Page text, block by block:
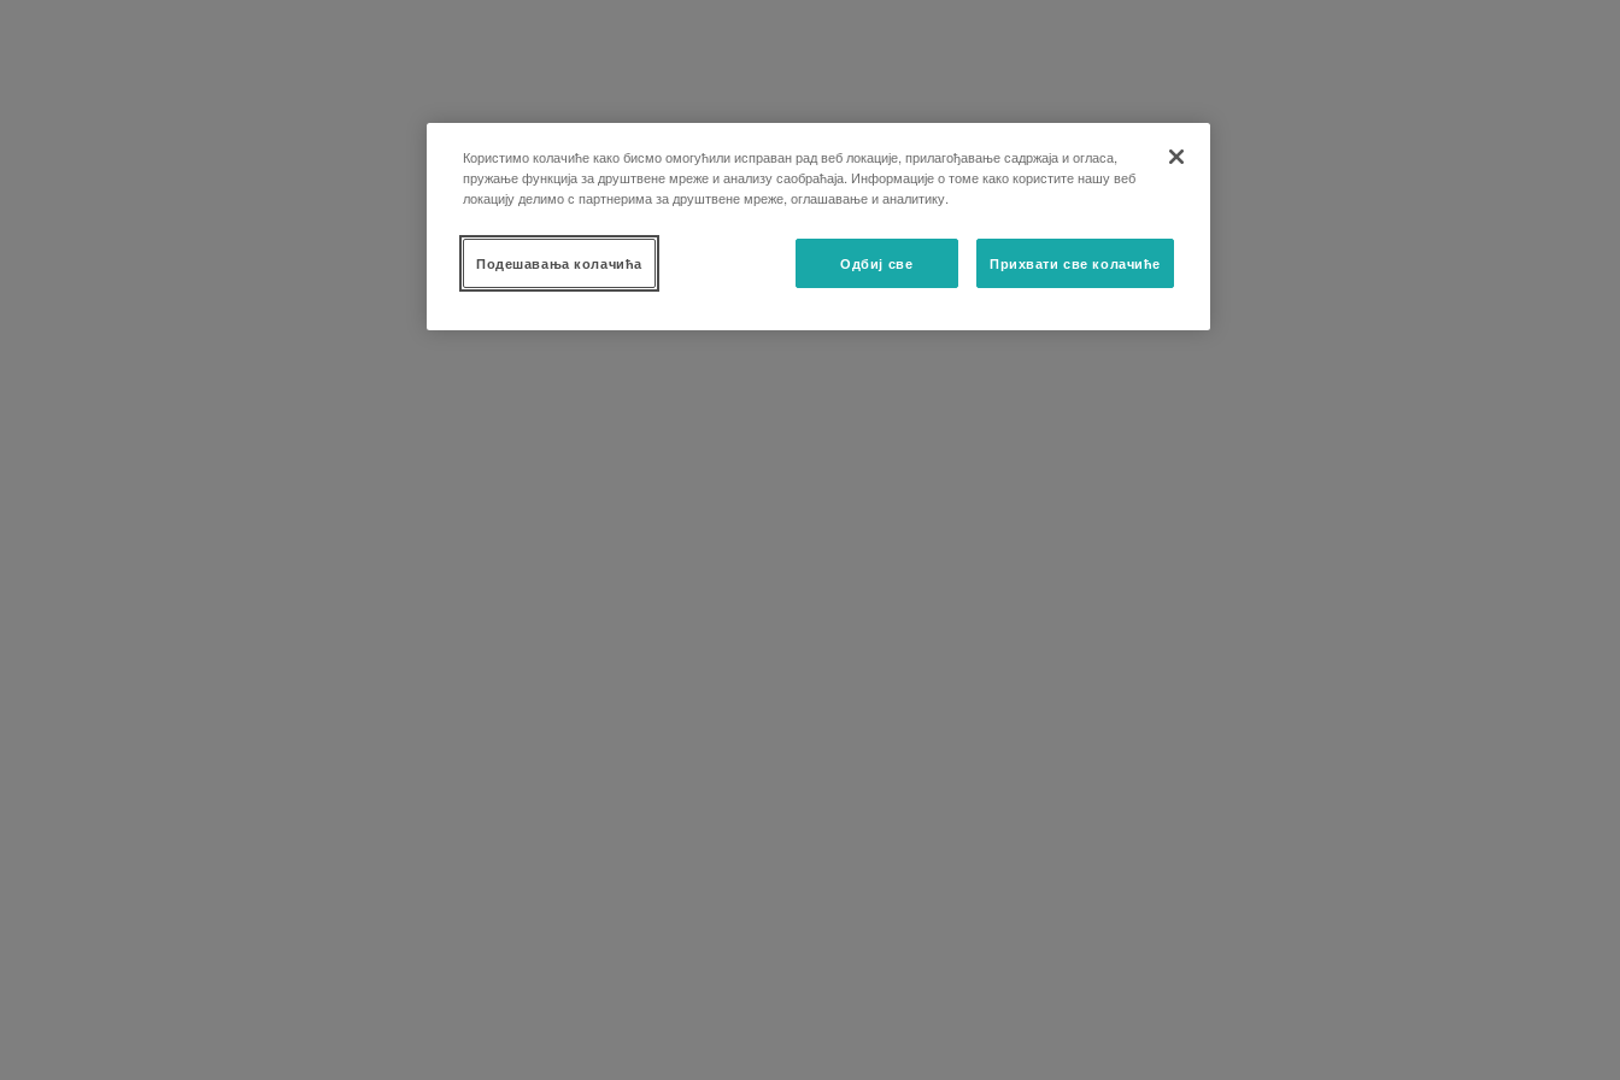
Користимо колачиће како бисмо омогућили исправан рад веб локације, прилагођавање садржаја и огласа,
пружање функција за друштвене мреже и анализу саобраћаја. Информације о томе како користите нашу веб
локацију делимо с партнерима за друштвене мреже, оглашавање и аналитику.
Одбиј све Прихвати све колачиће
Подешавања колачића